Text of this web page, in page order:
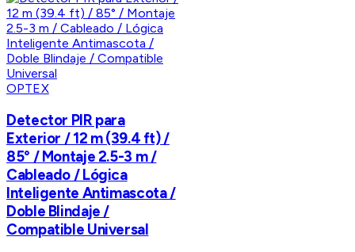
OPTEX
Detector PIR para
Exterior / 12 m (39.4 ft) /
85° / Montaje 2.5-3 m /
Cableado / Lógica
Inteligente Antimascota /
Doble Blindaje /
Compatible Universal